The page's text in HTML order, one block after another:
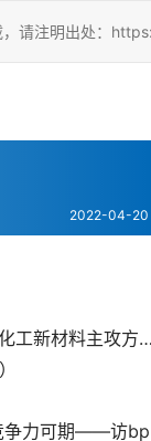
，请注明出处：
2022-04-20
缺口1100万吨，自给率仅为71%！